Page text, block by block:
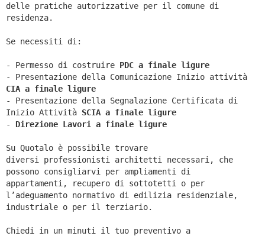
delle pratiche autorizzative per il comune di
residenza.
Se necessiti di:
- Permesso di costruire PDC a finale ligure
- Presentazione della Comunicazione Inizio attività
CIA a finale ligure
- Presentazione della Segnalazione Certificata di
Inizio Attività SCIA a finale ligure
- Direzione Lavori a finale ligure
Su Quotalo è possibile trovare
diversi professionisti architetti necessari, che
possono consigliarvi per ampliamenti di
appartamenti, recupero di sottotetti o per
l’adeguamento normativo di edilizia residenziale,
industriale o per il terziario.
Chiedi in un minuti il tuo preventivo a